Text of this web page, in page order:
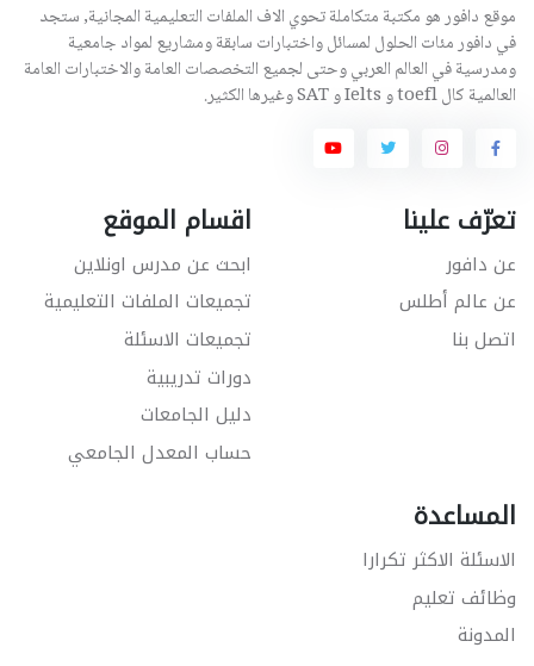
موقع دافور هو مكتبة متكاملة تحوي الاف الملفات التعليمية المجانية, ستجد
في دافور مئات الحلول لمسائل واختبارات سابقة ومشاريع لمواد جامعية
ومدرسية في العالم العربي وحتى لجميع التخصصات العامة والاختبارات العامة
العالمية كال toefl و Ielts و SAT وغيرها الكثير.
تعرّف علينا
عن دافور
عن عالم أطلس
اتصل بنا
اقسام الموقع
ابحث عن مدرس اونلاين
تجميعات الملفات التعليمية
تجميعات الاسئلة
دورات تدريبية
دليل الجامعات
حساب المعدل الجامعي
المساعدة
الاسئلة الاكثر تكرارا
وظائف تعليم
المدونة